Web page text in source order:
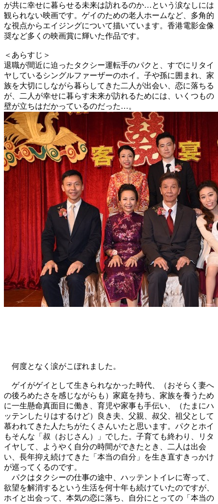
が共に幸せに暮らせる未来は訪れるのか…という涙なしには
観られない映画です。ゲイのための老人ホームなど、多角的
な視点からエイジングについて描いています。香港電影金像
奨など多くの映画賞に輝いた作品です。
＜あらすじ＞
退職が間近に迫ったタクシー運転手のパクと、すでにリタイ
ヤしているシングルファーザーのホイ。子や孫に囲まれ、家
族を大切にしながら暮らしてきた二人が出会い、恋に落ちる
が、二人が幸せに暮らす未来が訪れるためには、いくつもの
壁が立ちはだかっているのだった…。
何度となく涙がこぼれました。
ゲイがゲイとして生きられなかった時代、（おそらく妻へ
の後ろめたさを感じながらも）家庭を持ち、家族を養うため
に一生懸命真面目に働き、育児や家事も手伝い、（たまにハ
ッテンしたりはするけど）良き夫、父親、叔父、祖父として
慕われてきた人たちがたくさんいたと思います。パクとホイ
もそんな「叔（おじさん）」でした。子育ても終わり、リタ
イヤして、ようやく自分の時間ができたとき、二人は出会
い、長年抑え続けてきた「本当の自分」を生き直すきっかけ
が巡ってくるのです。
パクはタクシーの仕事の途中、ハッテントイレに寄って、
欲望を解消するという生活を何十年も続けていたのですが、
ホイと出会って、本気の恋に落ち、自分にとっての「本当の